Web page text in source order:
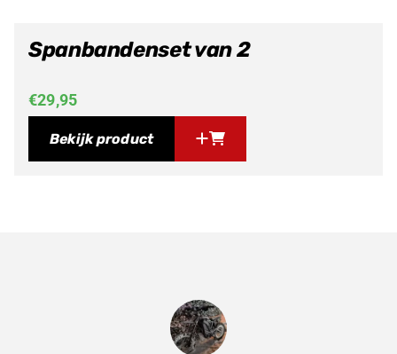
Spanbandenset van 2
€29,95
Bekijk product